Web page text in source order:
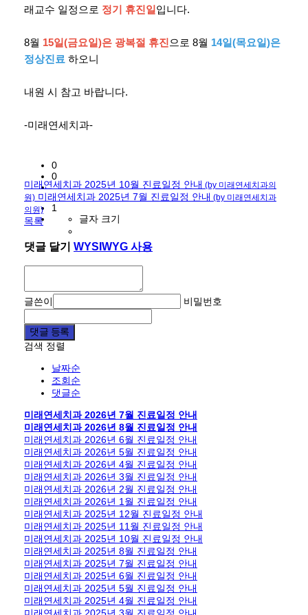
래교수 일정으로 정기 휴진일입니다.
8월 15일(금요일)은 광복절 휴진 으로 8월 14일(목요일)은
정상진료 하오니
내원 시 참고 바랍니다.
-미래연세치과-
0
0
1
글자 크기
미래연세치과 2025년 10월 진료일정 안내 (by 미래연세치과의
원) 미래연세치과 2025년 7월 진료일정 안내 (by 미래연세치과
의원)
목록
댓글 달기 WYSIWYG 사용
글쓴이 비밀번호
댓글 등록
검색 정렬
날짜순
조회순
댓글순
미래연세치과 2026년 7월 진료일정 안내
미래연세치과 2026년 8월 진료일정 안내
미래연세치과 2026년 6월 진료일정 안내
미래연세치과 2026년 5월 진료일정 안내
미래연세치과 2026년 4월 진료일정 안내
미래연세치과 2026년 3월 진료일정 안내
미래연세치과 2026년 2월 진료일정 안내
미래연세치과 2026년 1월 진료일정 안내
미래연세치과 2025년 12월 진료일정 안내
미래연세치과 2025년 11월 진료일정 안내
미래연세치과 2025년 10월 진료일정 안내
미래연세치과 2025년 8월 진료일정 안내
미래연세치과 2025년 7월 진료일정 안내
미래연세치과 2025년 6월 진료일정 안내
미래연세치과 2025년 5월 진료일정 안내
미래연세치과 2025년 4월 진료일정 안내